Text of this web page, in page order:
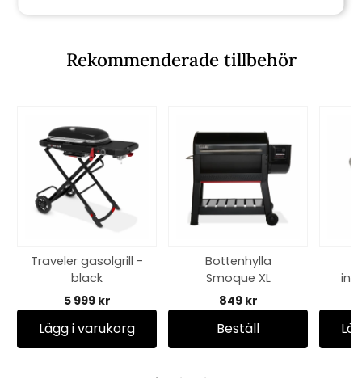
Rekommenderade tillbehör
Traveler gasolgrill -
black
5 999 kr
Lägg i varukorg
Bottenhylla
Smoque XL
849 kr
Beställ